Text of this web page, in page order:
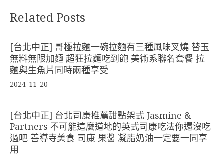
Related Posts
[台北中正] 哥極拉麵一碗拉麵有三種風味叉燒 替玉
無料無限加麵 超狂拉麵吃到飽 美術系聯名套餐 拉
麵與生魚片同時兩種享受
2024-11-20
[台北中正] 台北司康推薦甜點架式 Jasmine &
Partners 不可能這麼道地的英式司康吃法你還沒吃
過吧 善導寺美食 司康 果醬 凝脂奶油一定要一同享
用